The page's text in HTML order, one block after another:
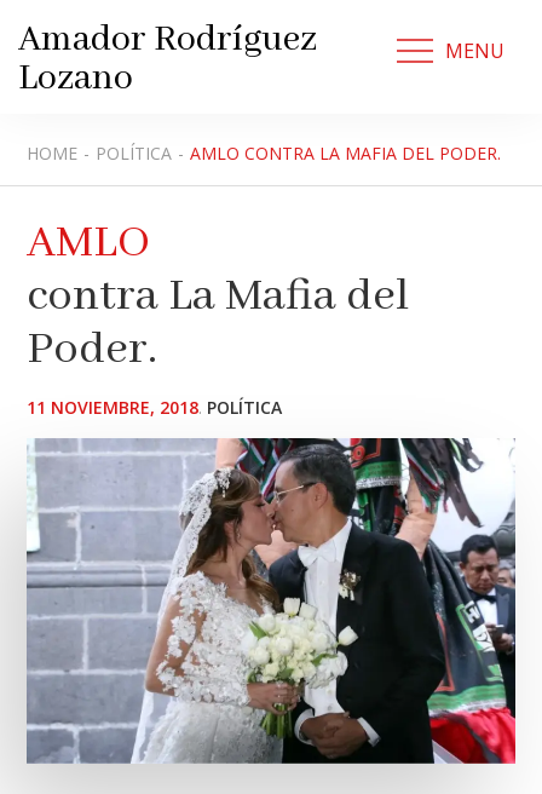
content
Amador Rodríguez
Lozano
MENU
HOME POLÍTICA AMLO CONTRA LA MAFIA DEL PODER.
AMLO
contra La Mafia del
Poder.
POSTED
11 NOVIEMBRE, 2018 POLÍTICA